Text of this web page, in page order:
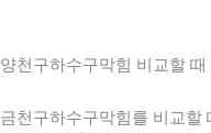
양천구하수구막힘 비교할
금천구하수구막힘를 비교할